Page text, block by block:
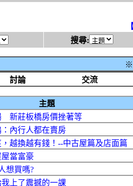
搜尋:
※
討論 交流
主題
新莊板橋房價挫著等
內行人都在賣房
越換越有錢！--中古屋篇及店面篇
當富豪
想買嗎?
上了震撼的一課